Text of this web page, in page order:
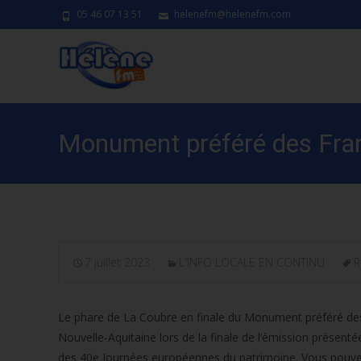
05 46 07 13 51 helenefm@helenefm.com
Monument préféré des
Le phare de La Coubre en finale du Monument préféré
Nouvelle-Aquitaine lors de la finale de l’émission
des 40e Journées européennes du patrimoine. Vous